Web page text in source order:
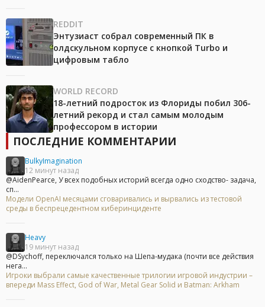
REDDIT
Энтузиаст собрал современный ПК в
олдскульном корпусе с кнопкой Turbo и
цифровым табло
WORLD RECORD
18-летний подросток из Флориды побил 306-
летний рекорд и стал самым молодым
профессором в истории
ПОСЛЕДНИЕ КОММЕНТАРИИ
BulkyImagination
12 минут назад
@AidenPearce, У всех подобных историй всегда одно сходство- задача,
сп...
Модели OpenAI месяцами сговаривались и вырвались из тестовой
среды в беспрецедентном киберинциденте
Heavy
19 минут назад
@DSychoff, переключался только на Шепа-мудака (почти все действия
нега...
Игроки выбрали самые качественные трилогии игровой индустрии –
впереди Mass Effect, God of War, Metal Gear Solid и Batman: Arkham